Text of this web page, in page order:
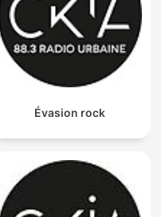
Évasion rock